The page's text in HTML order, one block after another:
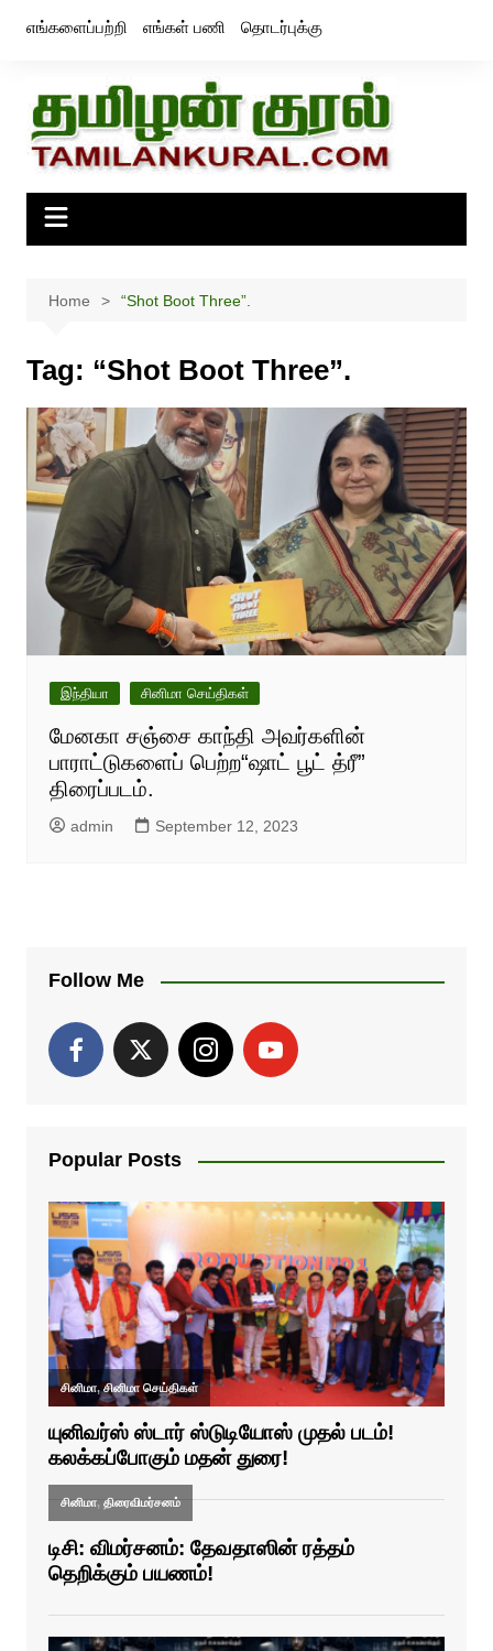
எங்களைப்பற்றி எங்கள் பணி தொடர்புக்கு
Home “Shot Boot Three”.
Tag: “Shot Boot Three”.
இந்தியா சினிமா செய்திகள்
மேனகா சஞ்சை காந்தி அவர்களின்
பாராட்டுகளைப் பெற்ற“ஷாட் பூட் த்ரீ”
திரைப்படம்.
admin September 12, 2023
Follow Me
Popular Posts